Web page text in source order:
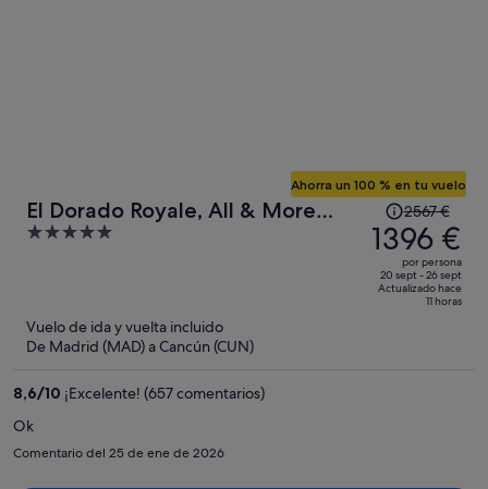
El Dorado Royale, All & More
Inclusive Adults Only
5
Ahorra un 100 % en tu vuelo
precio
era
de
2567 €,
2567 €
1396 €
por persona
20 sept - 26 sept
Actualizado hace
11 horas
Vuelo de ida y vuelta incluido
De Madrid (MAD) a Cancún (CUN)
8,6/10 ¡Excelente! (657 comentarios)
Ok
Comentario del 25 de ene de 2026